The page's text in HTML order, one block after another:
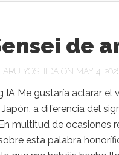
de
YOSHIDA ON MAY 4,
IA Me gustaría aclarar
Japón, a diferencia del
multitud de ocasiones
esta palabra